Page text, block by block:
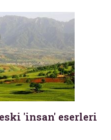
'insan' eserleri